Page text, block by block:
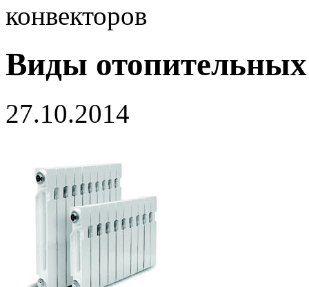
конвекторов
Виды
27.10.2014